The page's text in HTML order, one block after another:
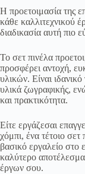
Η προετοιμασία της
κάθε καλλιτεχνικού
διαδικασία αυτή πιο
Το σετ πινέλα
προσφέρει αντοχή,
υλικών. Είναι
υλικά ζωγραφικής,
και πρακτικότητα.
Είτε εργάζεσαι
χόμπι, ένα τέτοιο
βασικό εργαλείο στο
καλύτερο
έργων σου.